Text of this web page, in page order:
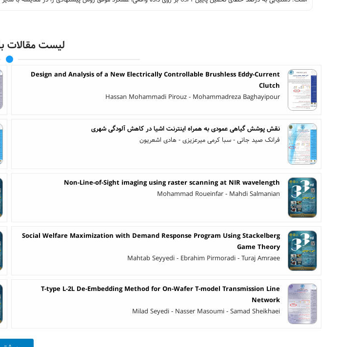
لیست مقالات
Design and Analysis of a New Electrically Controllable Brushless Eddy-Current
Clutch
Hassan Mohammadi Pirouz - Mohammadreza Baghayipour
نقش پوشش گیاهی عمودی به همراه اینترنت اشیا در کاهش آلودگی شهری
فرانک صید جانی - سبا کرمی میرعزیزی - هادی اشعریون
Non-Line-of-Sight imaging using raster scanning at NIR wavelength
Mohammad Roueinfar - Mahdi Salmanian
Social Welfare Maximization with Demand Response Program Using Stackelberg
Game Theory
Mahtab Seyyedi - Ebrahim Pirmoradi - Turaj Amraee
T-type L-2L De-Embedding Method for On-Wafer T-model Transmission Line
Network
Milad Seyedi - Nasser Masoumi - Samad Sheikhaei